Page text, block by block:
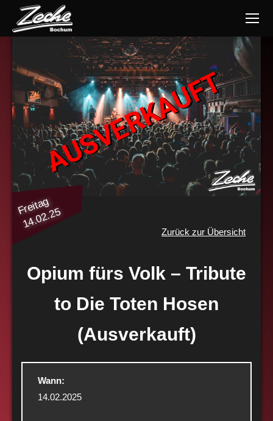
AUSVERKAUFT
Freitag
14.02.25
Zurück zur Übersicht
Opium fürs Volk – Tribute
to Die Toten Hosen
(Ausverkauft)
Wann:
14.02.2025